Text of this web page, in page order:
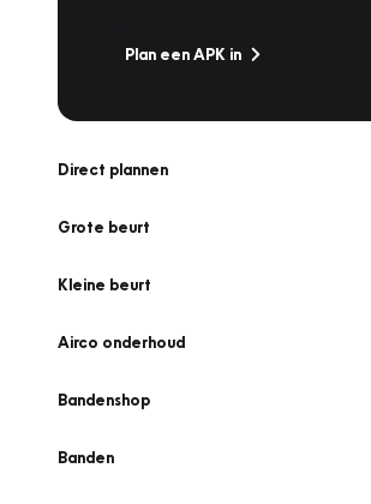
Plan een APK in
Direct plannen
Grote beurt
Kleine beurt
Airco onderhoud
Bandenshop
Banden